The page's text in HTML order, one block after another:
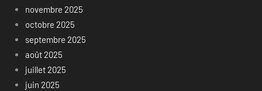
novembre 2025
octobre 2025
septembre 2025
août 2025
juillet 2025
juin 2025